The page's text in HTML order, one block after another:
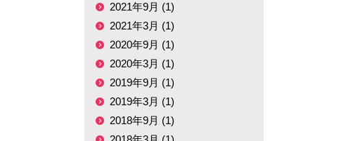
2021年9月 (1)
2021年3月 (1)
2020年9月 (1)
2020年3月 (1)
2019年9月 (1)
2019年3月 (1)
2018年9月 (1)